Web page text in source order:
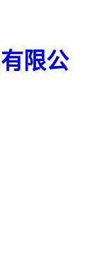
限公